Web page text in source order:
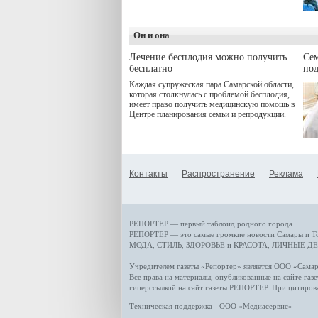
Он и она
Лечение бесплодия можно получить
бесплатно
Каждая супружеская пара Самарской области,
которая столкнулась с проблемой бесплодия,
имеет право получить медицинскую помощь в
Центре планирования семьи и репродукции.
Контакты Распространение Реклама
РЕПОРТЕР — первый таблоид родного города.
РЕПОРТЕР — это самые громкие новости Самары и
МОДА, СТИЛЬ ЗДОРОВЬЕ и КРАСОТА ЛИЧНЫЕ
Учредителем газеты «Репортер» является ООО
Все права на материалы, опубликованные на сайте
гиперссылкой на сайт газеты РЕПОРТЕР. При
Техническая поддержка - ООО «Медиасервис»